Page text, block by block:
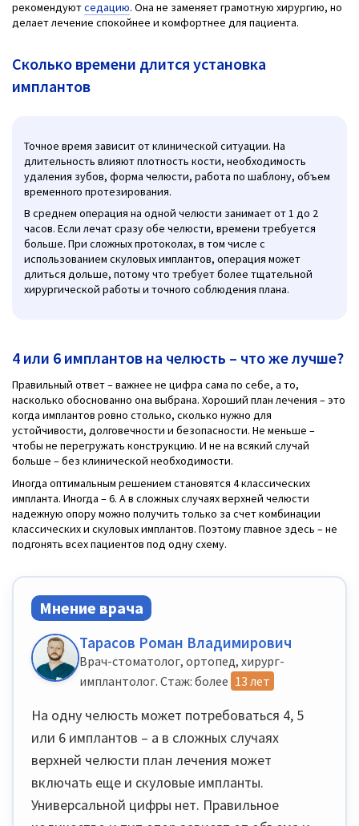
рекомендуютседацию. Она не заменяет грамотную хирургию, но
делает лечение спокойнее и комфортнее для пациента.
Сколько времени длится установка
имплантов
Точное время зависит от клинической ситуации. На
длительность влияют плотность кости, необходимость
удаления зубов, форма челюсти, работа по шаблону, объем
временного протезирования.
В среднем операция на одной челюсти занимает от 1 до 2
часов. Если лечат сразу обе челюсти, времени требуется
больше. При сложных протоколах, в том числе с
использованием скуловых имплантов, операция может
длиться дольше, потому что требует более тщательной
хирургической работы и точного соблюдения плана.
4 или 6 имплантов на челюсть – что же лучше?
Правильный ответ – важнее не цифра сама по себе, а то,
насколько обоснованно она выбрана. Хороший план лечения – это
когда имплантов ровно столько, сколько нужно для
устойчивости, долговечности и безопасности. Не меньше –
чтобы не перегружать конструкцию. И не на всякий случай
больше – без клинической необходимости.
Иногда оптимальным решением становятся 4 классических
импланта. Иногда – 6. А в сложных случаях верхней челюсти
надежную опору можно получить только за счет комбинации
классических и скуловых имплантов. Поэтому главное здесь – не
подгонять всех пациентов под одну схему.
Мнение врача
Тарасов Роман Владимирович
Врач-стоматолог, ортопед, хирург-
имплантолог. Стаж: более 13 лет
На одну челюсть может потребоваться 4, 5
или 6 имплантов – а в сложных случаях
верхней челюсти план лечения может
включать еще и скуловые импланты.
Универсальной цифры нет. Правильное